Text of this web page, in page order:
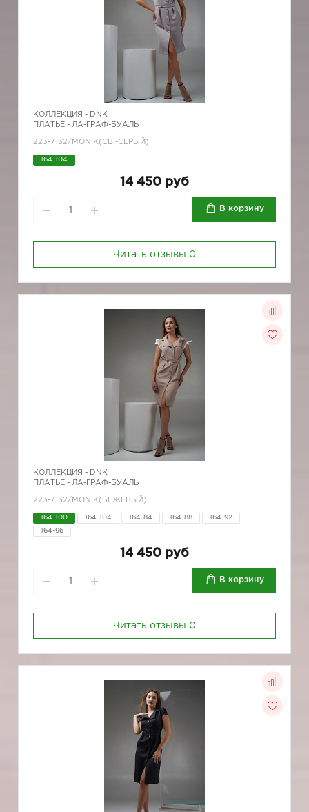
КОЛЛЕКЦИЯ - DNK
ПЛАТЬЕ - ЛА-ГРАФ-БУАЛЬ
223-7132/MONIK(СВ.-СЕРЫЙ)
164-104
14 450 руб
В корзину
Читать отзывы 0
КОЛЛЕКЦИЯ - DNK
ПЛАТЬЕ - ЛА-ГРАФ-БУАЛЬ
223-7132/MONIK(БЕЖЕВЫЙ)
164-100 164-104 164-84 164-88 164-92
164-96
14 450 руб
В корзину
Читать отзывы 0